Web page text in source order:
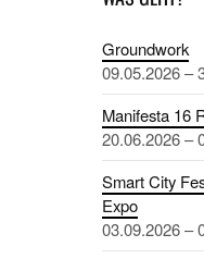
Groundwork
09.05.2026 –
Manifesta 16
20.06.2026 –
Smart City
Expo
03.09.2026 –